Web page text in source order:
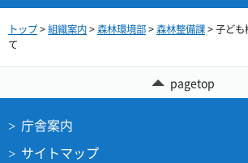
トップ>組織案内>森林環境部>森林整備課> 子ど
て
pagetop
庁舎案内
サイトマップ